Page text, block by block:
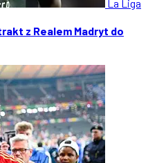
La Liga
z Realem Madryt do